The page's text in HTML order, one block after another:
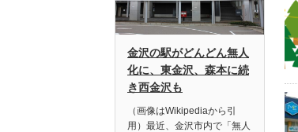
金沢の駅がどんどん無人
化に、東金沢、森本に続
き西金沢も
（画像はWikipediaから引
用）最近、金沢市内で「無人